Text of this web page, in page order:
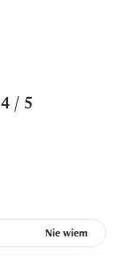
4 / 5
Nie wiem